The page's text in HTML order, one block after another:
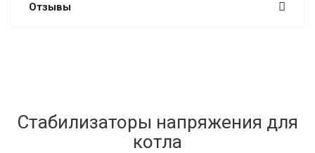
Отзывы
Стабилизаторы напряжения для
котла